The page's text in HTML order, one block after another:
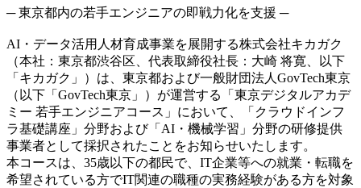
─ 東京都内の若手エンジニアの即戦力化を支援 ─
AI・データ活用人材育成事業を展開する株式会社キカガク
（本社：東京都渋谷区、代表取締役社長：大崎 将寛、以下
「キカガク」）は、東京都および一般財団法人GovTech東京
（以下「GovTech東京」）が運営する「東京デジタルアカデ
ミー 若手エンジニアコース」において、「クラウドインフ
ラ基礎講座」分野および「AI・機械学習」分野の研修提供
事業者として採択されたことをお知らせいたします。
本コースは、35歳以下の都民で、IT企業等への就業・転職を
希望されている方でIT関連の職種の実務経験がある方を対象